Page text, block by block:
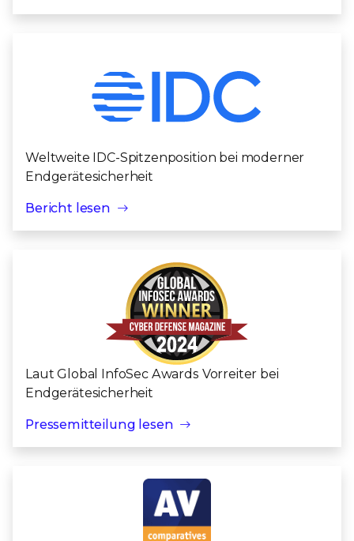
Weltweite IDC-Spitzenposition bei moderner
Endgerätesicherheit
Bericht lesen
Laut Global InfoSec Awards Vorreiter bei
Endgerätesicherheit
Pressemitteilung lesen